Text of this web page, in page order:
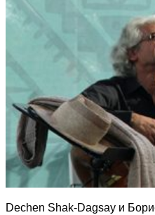
Dechen Shak-Dagsay и